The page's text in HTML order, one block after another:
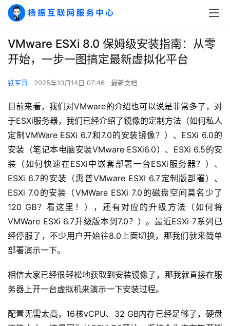
VMware ESXi 8.0 保姆级安装指南：从零
开始，一步一图搞定最新虚拟化平台
铁军哥 2025年10月14日 07:46 最新文档
目前来看，我们对VMware的介绍也可以说是非常多了，对
于ESXi服务器，我们已经介绍了镜像的定制方法（如何私人
定制VMWare ESXi 6.7和7.0的安装镜像？）、ESXi 6.0的
安装（笔记本电脑安装VMware ESXi6.0）、ESXi 6.5的安
装（如何快速在ESXi中嵌套部署一台ESXi服务器？）、
ESXi 6.7的安装（惠普VMware ESXI 6.7定制版部署）、
ESXi 7.0的安装（VMWare ESXi 7.0的磁盘空间莫名少了
120 GB？看这里！），还有对应的升级方法（如何将
VMWare ESXi 6.7升级版本到7.0？）。最近ESXi 7系列已
经停服了，不少用户开始往8.0上面切换，那我们就来简单
部署演示一下。
相信大家已经很轻松地获取到安装镜像了，那我就直接在服
务器上开一台虚拟机来演示一下安装过程。
配置无需太高，16核vCPU、32 GB内存已经足够了，硬盘